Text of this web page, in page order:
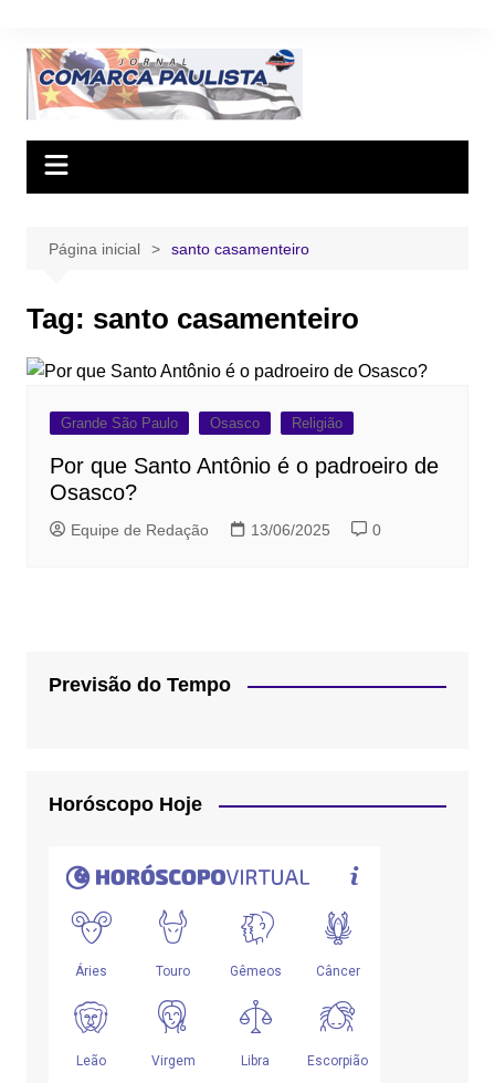
conteúdo
Página inicial santo casamenteiro
Tag: santo casamenteiro
Grande São Paulo Osasco Religião
Por que Santo Antônio é o padroeiro de
Osasco?
Equipe de Redação 13/06/2025 0
Previsão do Tempo
Horóscopo Hoje